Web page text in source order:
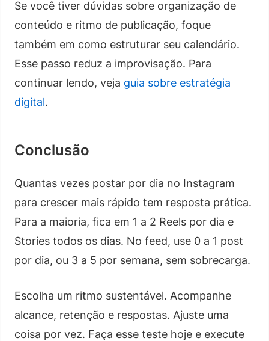
Se você tiver dúvidas sobre organização de
conteúdo e ritmo de publicação, foque
também em como estruturar seu calendário.
Esse passo reduz a improvisação. Para
continuar lendo, veja guia sobre estratégia
digital.
Conclusão
Quantas vezes postar por dia no Instagram
para crescer mais rápido tem resposta prática.
Para a maioria, fica em 1 a 2 Reels por dia e
Stories todos os dias. No feed, use 0 a 1 post
por dia, ou 3 a 5 por semana, sem sobrecarga.
Escolha um ritmo sustentável. Acompanhe
alcance, retenção e respostas. Ajuste uma
coisa por vez. Faça esse teste hoje e execute